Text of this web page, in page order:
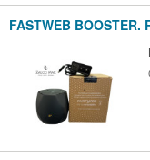
FASTWEB BOOSTER.